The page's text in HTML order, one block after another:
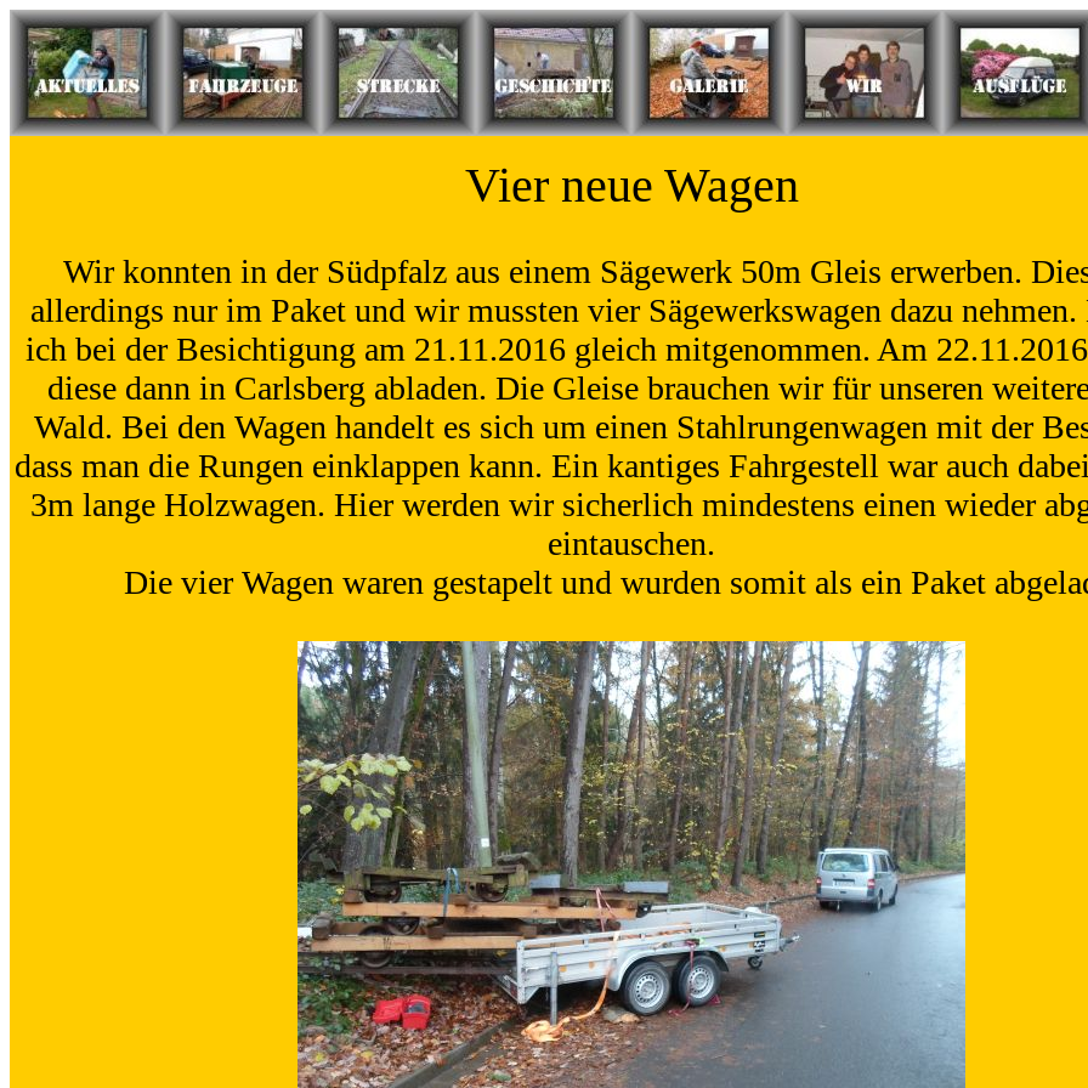
Vier neue Wagen
Wir konnten in der Südpfalz aus einem Sägewerk 50m Gleis erwerben.
allerdings nur im Paket und wir mussten vier Sägewerkswagen dazu nehmen.
ich bei der Besichtigung am 21.11.2016 gleich mitgenommen. Am
diese dann in Carlsberg abladen. Die Gleise brauchen wir für unseren
Wald. Bei den Wagen handelt es sich um einen Stahlrungenwagen mit der
dass man die Rungen einklappen kann. Ein kantiges Fahrgestell war auch
3m lange Holzwagen. Hier werden wir sicherlich mindestens einen wieder
eintauschen.
Die vier Wagen waren gestapelt und wurden somit als ein Paket